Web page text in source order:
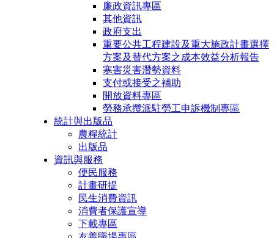
廉政資訊專區
其他資訊
政府支出
重要公共工程建設及重大施政計畫選擇
方案及替代方案之成本效益分析報告
寒害災害潛勢資料
支付或接受之補助
開放資料專區
勞務承攬派駐勞工申訴機制專區
統計與出版品
農糧統計
出版品
資訊與服務
便民服務
計畫研提
民生消費資訊
消費者保護宣導
下載專區